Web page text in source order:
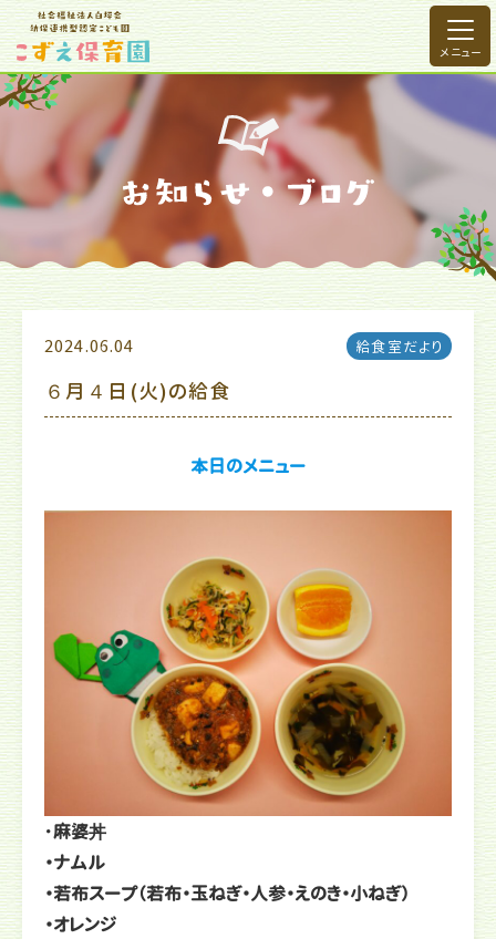
2024.06.04 給食室だより
６月４日(火)の給食
本日のメニュー
・麻婆丼
・ナムル
・若布スープ（若布・玉ねぎ・人参・えのき・小ねぎ）
・オレンジ